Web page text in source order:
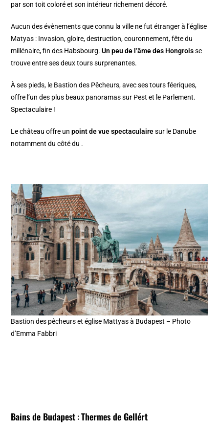
par son toit coloré et son intérieur richement décoré.
Aucun des évènements que connu la ville ne fut étranger à l’église
Matyas : Invasion, gloire, destruction, couronnement, fête du
millénaire, fin des Habsbourg.Un peu de l’âme des Hongroisse
trouve entre ses deux tours surprenantes.
À ses pieds, le Bastion des Pêcheurs, avec ses tours féeriques,
offre l’un des plus beaux panoramas sur Pest et le Parlement.
Spectaculaire !
Le château offre unpoint de vue spectaculairesur le Danube
notamment du côté du .
Bastion des pêcheurs et église Mattyas à Budapest – Photo
d’Emma Fabbri
Bains de Budapest:Thermes de Gellért